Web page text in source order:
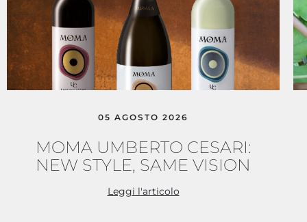
05 AGOSTO 2026
MOMA UMBERTO CESARI:
NEW STYLE, SAME VISION
Leggi l'articolo